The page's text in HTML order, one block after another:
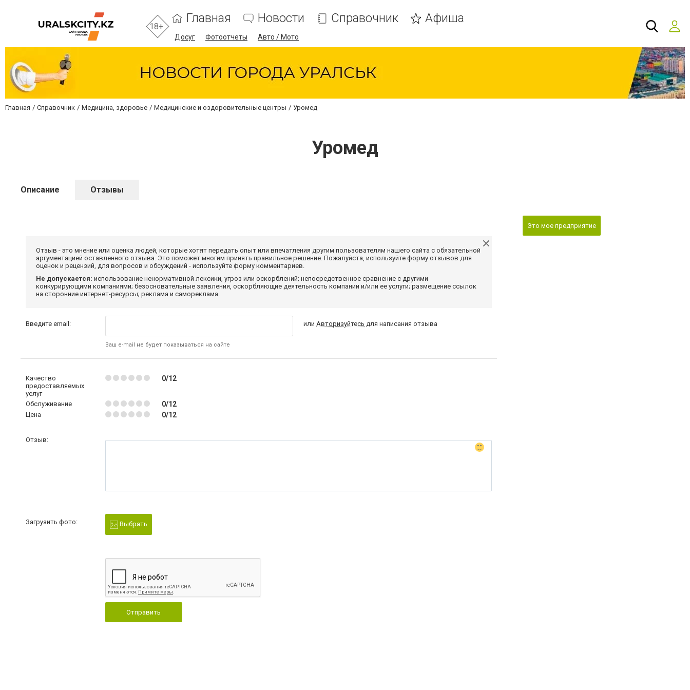
18+
Главная Новости Справочник Афиша
Досуг Фотоотчеты Авто / Мото
Главная Справочник Медицина, здоровье Медицинские и оздоровительные центры Уромед
Уромед
Описание Отзывы
Отзыв - это мнение или оценка людей, которые хотят передать опыт или впечатления другим пользователям нашего сайта с обязательной
аргументацией оставленного отзыва. Это поможет многим принять правильное решение. Пожалуйста, используйте форму отзывов для
оценок и рецензий, для вопросов и обсуждений - используйте форму комментариев.
Не допускается: использование ненормативной лексики, угроз или оскорблений; непосредственное сравнение с другими
конкурирующими компаниями; безосновательные заявления, оскорбляющие деятельность компании и/или ее услуги; размещение ссылок
на сторонние интернет-ресурсы; реклама и самореклама.
Введите email:
Ваш e-mail не будет показываться на сайте
илиАвторизуйтесь для написания отзыва
Качество
предоставляемых
услуг
0/12
Обслуживание 0/12
Цена 0/12
Отзыв:
Загрузить фото: Выбрать
Отправить
Это мое предприятие